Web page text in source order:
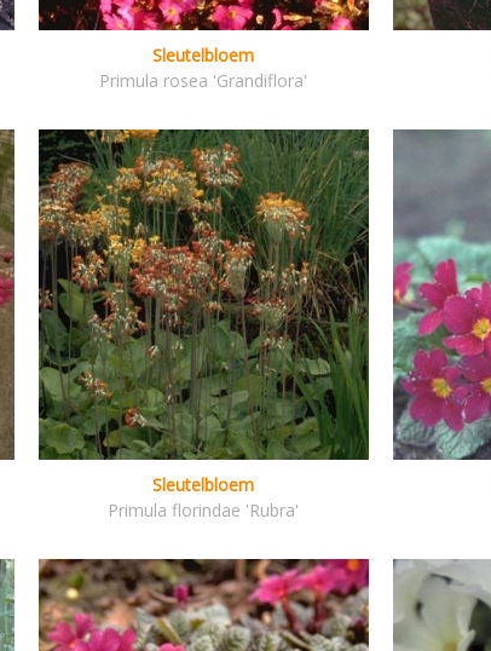
Sleutelbloem
Primula rosea 'Grandiflora'
Sleutelbloem
Primula florindae 'Rubra'